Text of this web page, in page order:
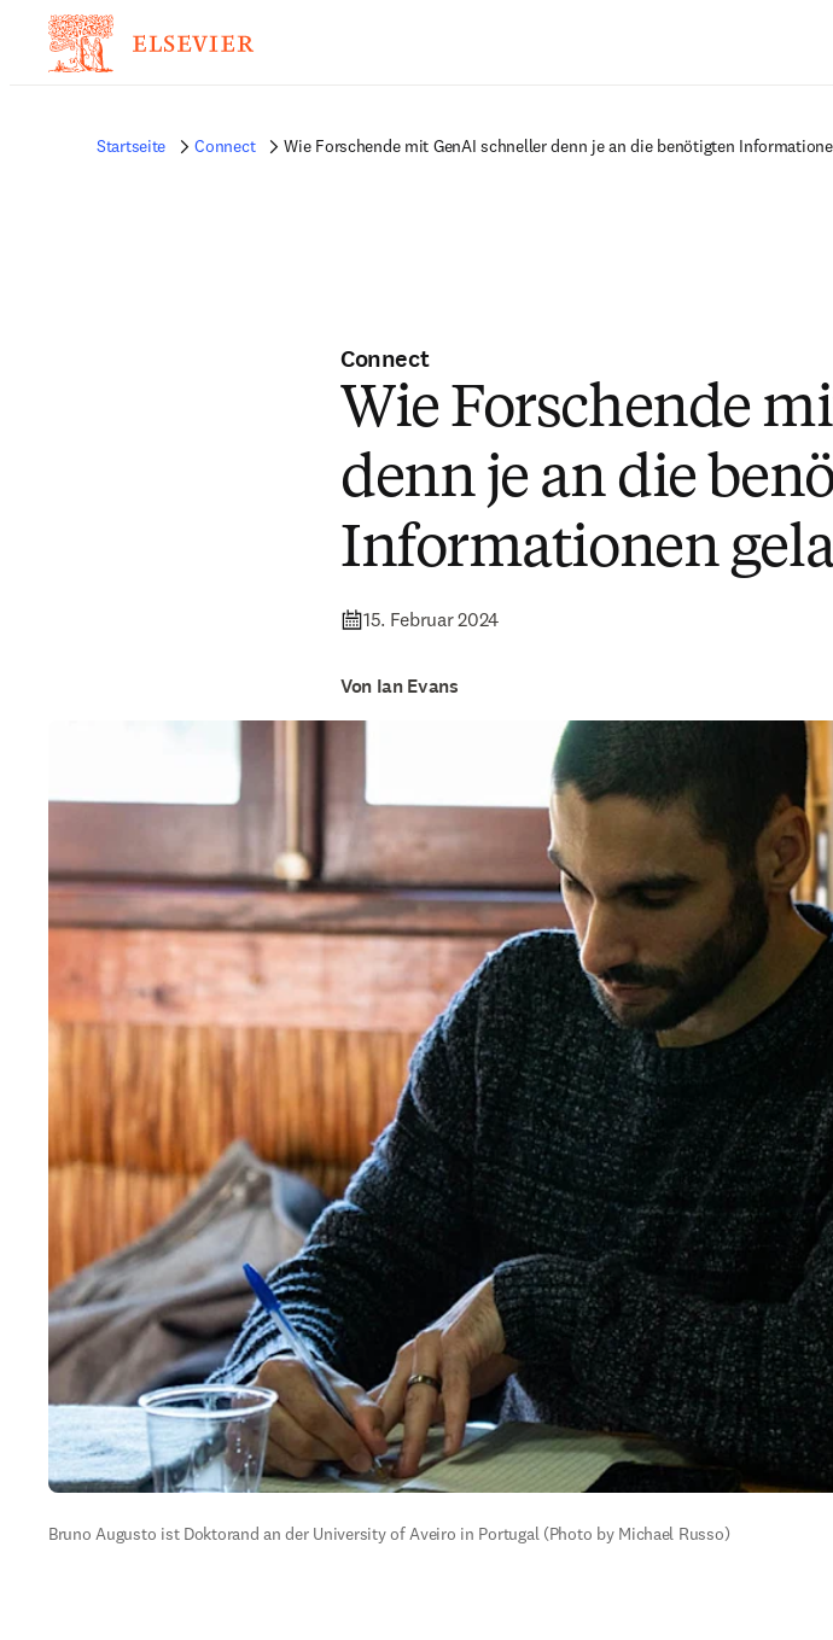
Startseite Connect Wie Forschende mit GenAI schneller denn je an die benötigten
Connect
Wie Forschende
denn je an die
Informationen
15. Februar 2024
Von Ian Evans
Bruno Augusto ist Doktorand an der University of Aveiro in Portugal (Photo by Michael Russo)